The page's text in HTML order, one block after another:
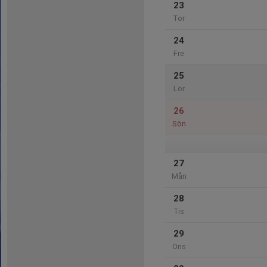
23
Tor
24
Fre
25
Lör
26
Sön
27
Mån
28
Tis
29
Ons